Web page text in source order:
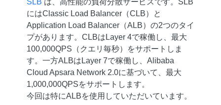
SLB は、高性能の負荷分散サービスです。SLB
にはClassic Load Balancer（CLB）と
Application Load Balancer（ALB）の2つのタイ
プがあります。CLBはLayer 4で稼働し、最大
100,000QPS（クエリ毎秒）をサポートしま
す。一方ALBはLayer 7で稼働し、Alibaba
Cloud Apsara Network 2.0に基づいて、最大
1,000,000QPSをサポートします。
今回は特にALBを使用していただいています。